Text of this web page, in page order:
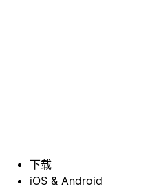
下载
iOS & Android